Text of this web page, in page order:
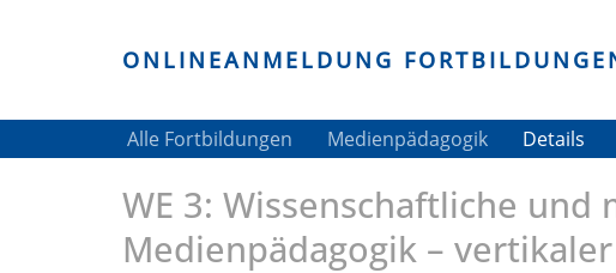
Skip
ONLINEANMELDUNG
Alle Fortbildungen Medienpädagogik Details
WE 3: Wissenschaftliche
Medienpädagogik –